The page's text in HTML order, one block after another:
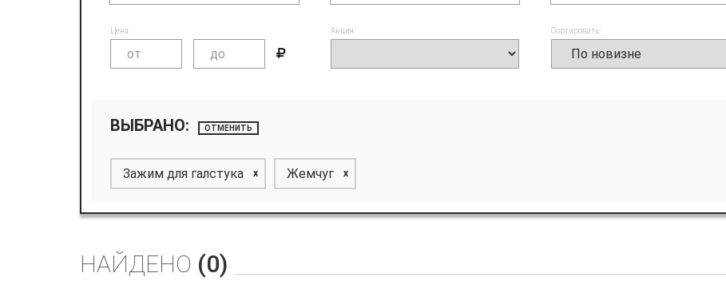
Цена: Акция: Сортировать:
ВЫБРАНО: ОТМЕНИТЬ
Зажим для галстука x Жемчуг x
НАЙДЕНО (0)